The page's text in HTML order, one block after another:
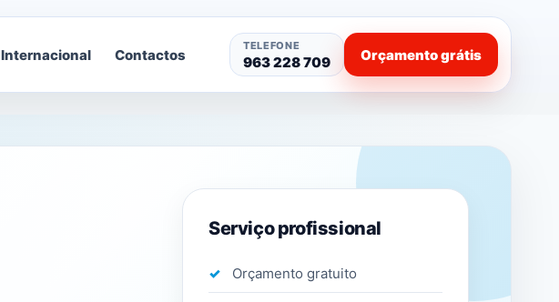
Internacional Contactos
TELEFONE
963 228 709 Orçamento grátis
Serviço profissional
Orçamento gratuito